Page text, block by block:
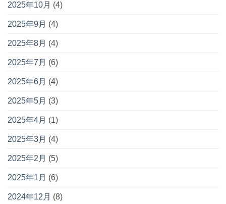
2025年10月 (4)
2025年9月 (4)
2025年8月 (4)
2025年7月 (6)
2025年6月 (4)
2025年5月 (3)
2025年4月 (1)
2025年3月 (4)
2025年2月 (5)
2025年1月 (6)
2024年12月 (8)